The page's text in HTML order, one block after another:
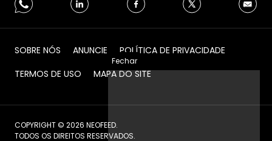
Fechar
SOBRE NÓS ANUNCIE
POLÍTICA DE PRIVACIDADE
TERMOS DE USO
MAPA DO SITE
COPYRIGHT © 2026 NEOFEED.
TODOS OS DIREITOS RESERVADOS.